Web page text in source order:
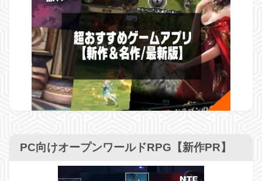
PC向けオープンワールドRPG【新作PR】